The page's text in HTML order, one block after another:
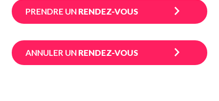
PRENDRE UNRENDEZ-VOUS
ANNULER UNRENDEZ-VOUS